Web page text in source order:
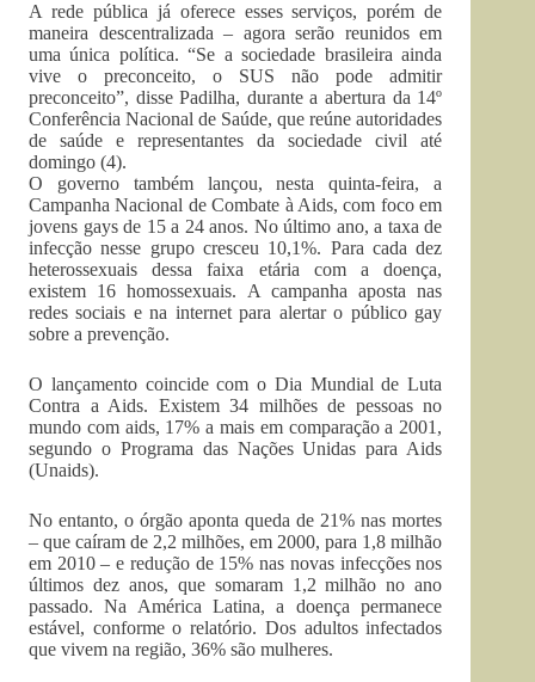
A rede pública já oferece esses serviços, porém de
maneira descentralizada – agora serão reunidos em
uma única política. “Se a sociedade brasileira ainda
vive o preconceito, o SUS não pode admitir
preconceito”, disse Padilha, durante a abertura da 14º
Conferência Nacional de Saúde, que reúne autoridades
de saúde e representantes da sociedade civil até
domingo (4).
O governo também lançou, nesta quinta-feira, a
Campanha Nacional de Combate à Aids, com foco em
jovens gays de 15 a 24 anos. No último ano, a taxa de
infecção nesse grupo cresceu 10,1%. Para cada dez
heterossexuais dessa faixa etária com a doença,
existem 16 homossexuais. A campanha aposta nas
redes sociais e na internet para alertar o público gay
sobre a prevenção.
O lançamento coincide com o Dia Mundial de Luta
Contra a Aids. Existem 34 milhões de pessoas no
mundo com aids, 17% a mais em comparação a 2001,
segundo o Programa das Nações Unidas para Aids
(Unaids).
No entanto, o órgão aponta queda de 21% nas mortes
– que caíram de 2,2 milhões, em 2000, para 1,8 milhão
em 2010 – e redução de 15% nas novas infecções nos
últimos dez anos, que somaram 1,2 milhão no ano
passado. Na América Latina, a doença permanece
estável, conforme o relatório. Dos adultos infectados
que vivem na região, 36% são mulheres.